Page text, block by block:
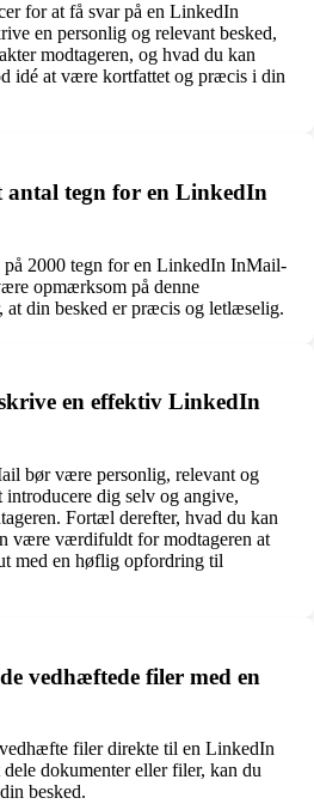
for at få svar på en LinkedIn
en personlig og relevant besked,
modtageren, og hvad du kan
idé at være kortfattet og præcis i din
antal tegn for en LinkedIn
på 2000 tegn for en LinkedIn InMail-
opmærksom på denne
at din besked er præcis og letlæselig.
en effektiv LinkedIn
bør være personlig, relevant og
introducere dig selv og angive,
Fortæl derefter, hvad du kan
være værdifuldt for modtageren at
med en høflig opfordring til
vedhæftede filer med en
filer direkte til en LinkedIn
dokumenter eller filer, kan du
besked.